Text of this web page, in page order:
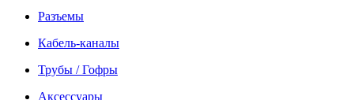
Разъемы
Кабель-каналы
Трубы / Гофры
Аксессуары